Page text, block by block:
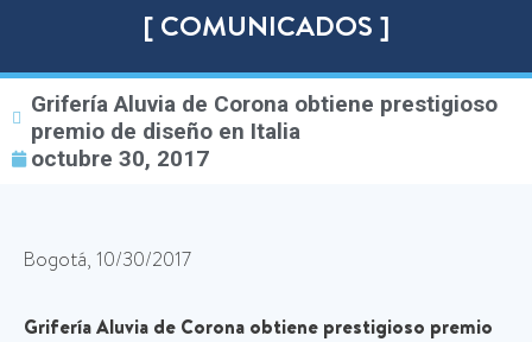
[ COMUNICADOS ]
Grifería Aluvia de Corona obtiene prestigioso
premio de diseño en Italia
octubre 30, 2017
Bogotá, 10/30/2017
Grifería Aluvia de Corona obtiene prestigioso premio